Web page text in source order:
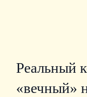
Реальный
«вечный»